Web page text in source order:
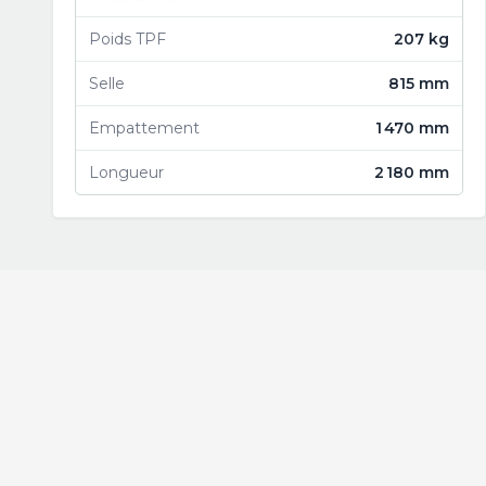
Poids TPF 207 kg
Selle 815 mm
Empattement 1 470 mm
Longueur 2 180 mm